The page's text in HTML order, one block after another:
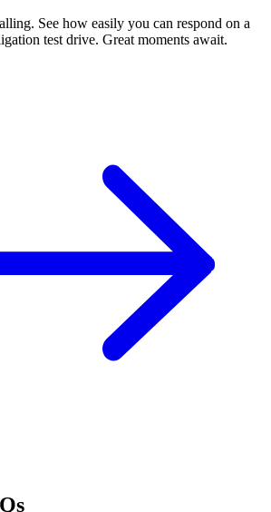
See how easily you can respond on a
test drive. Great moments await.